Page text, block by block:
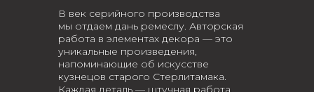
В век серийного производства
мы отдаем дань ремеслу. Авторская
работа в элементах декора — это
уникальные произведения,
напоминающие об искусстве
кузнецов старого Стерлитамака.
Каждая деталь — штучная работа,